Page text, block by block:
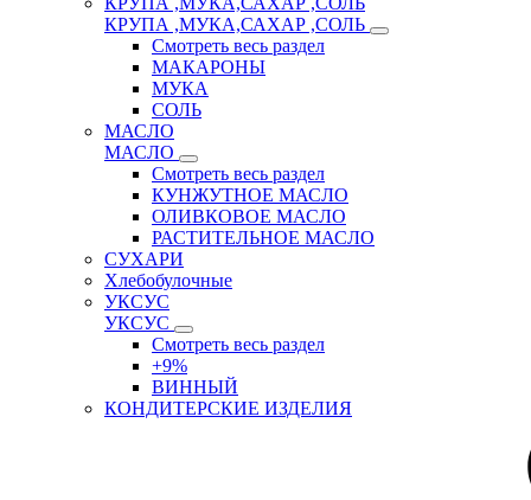
КРУПА ,МУКА,САХАР ,СОЛЬ
Смотреть весь раздел
МАКАРОНЫ
МУКА
СОЛЬ
МАСЛО
МАСЛО
Смотреть весь раздел
КУНЖУТНОЕ МАСЛО
ОЛИВКОВОЕ МАСЛО
РАСТИТЕЛЬНОЕ МАСЛО
СУХАРИ
Хлебобулочные
УКСУС
УКСУС
Смотреть весь раздел
+9%
ВИННЫЙ
КОНДИТЕРСКИЕ ИЗДЕЛИЯ